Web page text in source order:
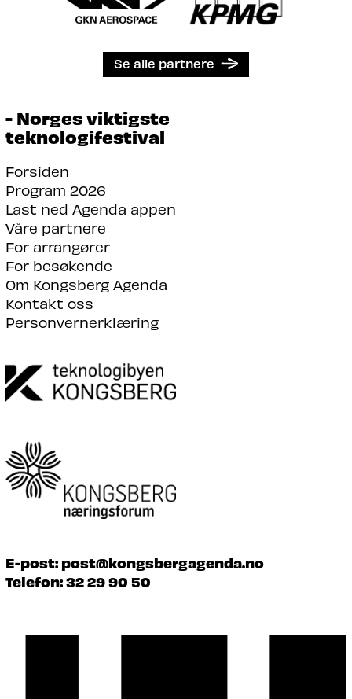
Se alle partnere
- Norges viktigste
teknologifestival
Forsiden
Program 2026
Last ned Agenda appen
Våre partnere
For arrangører
For besøkende
Om Kongsberg Agenda
Kontakt oss
Personvernerklæring
E-post: post@kongsbergagenda.no
Telefon:32 29 90 50